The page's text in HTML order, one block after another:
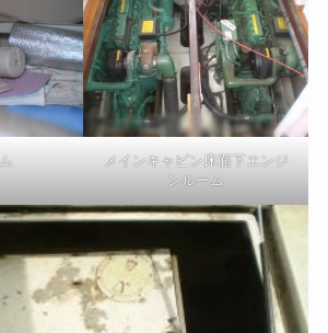
メインキャビン床面下エンジ
ンルーム